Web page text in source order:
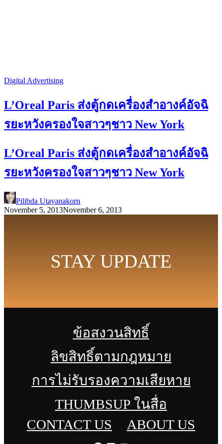
Digital Advertising
L’Oreal Paris ส่งตู้กดเครื่องสำอางค์อัจฉิ
รยะหวังครองใจสาวๆชาว New York
L’Oreal Paris ส่งตู้กดเครื่องสำอางค์อัจฉิ
รยะหวังครองใจสาวๆชาว New York
Pilibda Utayanakorn
November 5, 2013November 6, 2013
STAY UPDATE
ข้อสงวนสิทธิ์
ลิขสิทธิ์ตามกฎหมาย
การไม่รับรองความเสียหาย
THUMBSUP ในสื่อ
CONTACT US
ABOUT US